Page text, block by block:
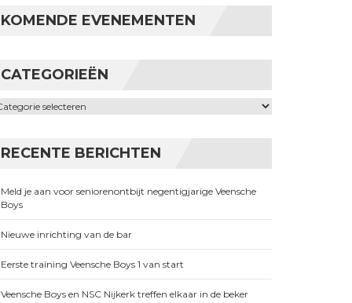
KOMENDE EVENEMENTEN
CATEGORIEËN
RECENTE BERICHTEN
Meld je aan voor seniorenontbijt negentigjarige Veensche
Boys
Nieuwe inrichting van de bar
Eerste training Veensche Boys 1 van start
Veensche Boys en NSC Nijkerk treffen elkaar in de beker